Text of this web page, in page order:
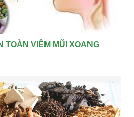
TOÀN VIÊM MŨI XOANG